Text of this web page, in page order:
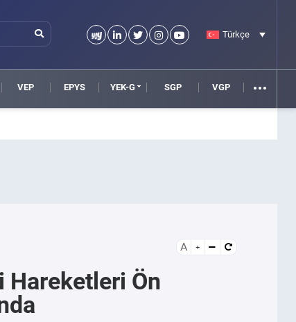
Türkçe
VEP EPYS YEK-G SGP VGP
A
Hareketleri Ön